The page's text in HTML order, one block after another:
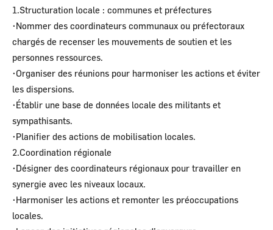
1.Structuration locale : communes et préfectures
•Nommer des coordinateurs communaux ou préfectoraux
chargés de recenser les mouvements de soutien et les
personnes ressources.
•Organiser des réunions pour harmoniser les actions et éviter
les dispersions.
•Établir une base de données locale des militants et
sympathisants.
•Planifier des actions de mobilisation locales.
2.Coordination régionale
•Désigner des coordinateurs régionaux pour travailler en
synergie avec les niveaux locaux.
•Harmoniser les actions et remonter les préoccupations
locales.